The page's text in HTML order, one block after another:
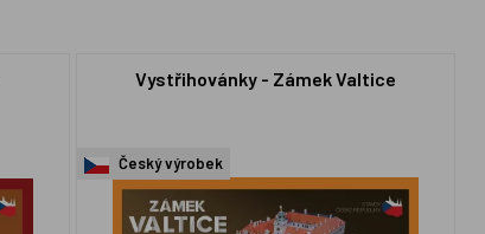
Vystřihovánky - Zámek Valtice
Český výrobek